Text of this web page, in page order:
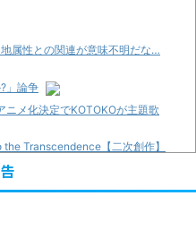
属性との関連が意味不明だな…
」論争
ニメ化決定でKOTOKOが主題歌
the Transcendence【二次創作】
る